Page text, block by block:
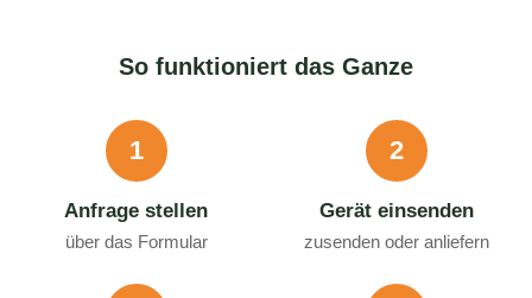
So funktioniert das Ganze
1
Anfrage stellen
über das Formular
2
Gerät einsenden
zusenden oder anliefern